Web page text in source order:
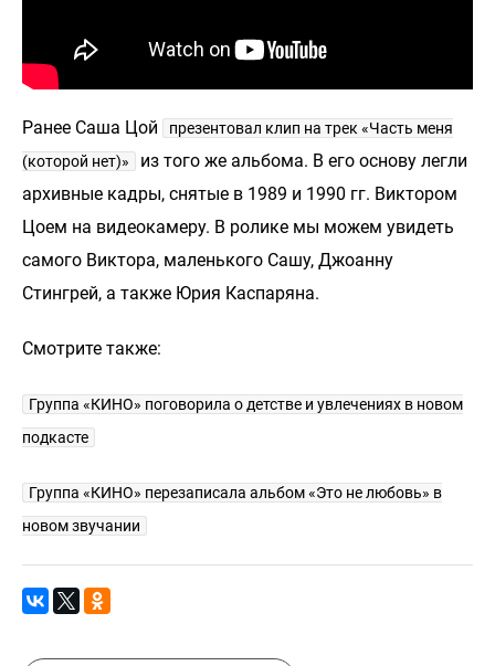
Ранее Саша Цой
презентовал клип на трек «Часть меня
(которой нет)»
из того же альбома. В его основу легли
архивные кадры, снятые в 1989 и 1990 гг. Виктором
Цоем на видеокамеру. В ролике мы можем увидеть
самого Виктора, маленького Сашу, Джоанну
Стингрей, а также Юрия Каспаряна.
Смотрите также:
Группа «КИНО» поговорила о детстве и увлечениях в новом
подкасте
Группа «КИНО» перезаписала альбом «Это не любовь» в
новом звучании